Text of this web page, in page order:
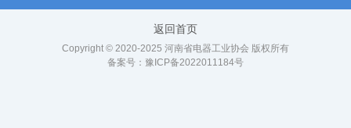
返回首页
Copyright © 2020-2025 河南省电器工业协会 版权所有
备案号： 豫ICP备2022011184号